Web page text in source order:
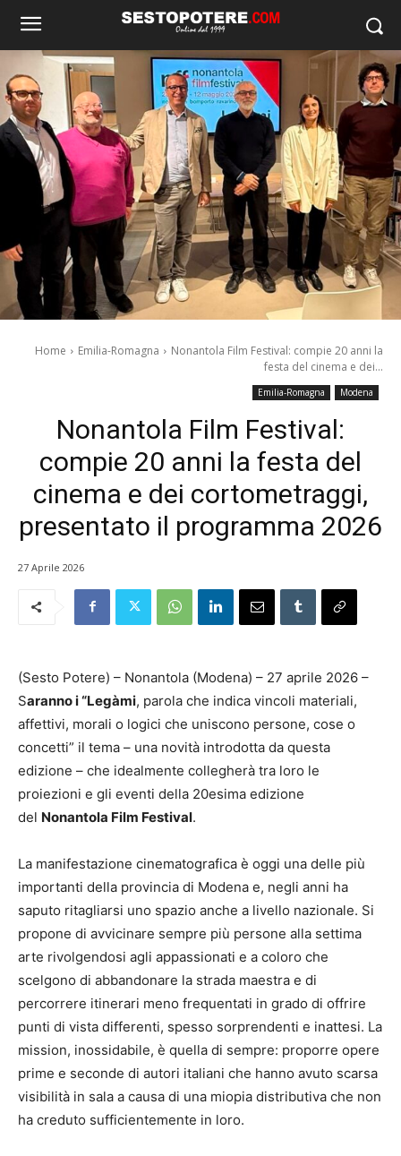
Home Emilia-Romagna
Nonantola Film Festival: compie 20 anni la
festa del cinema e dei...
Emilia-Romagna Modena
Nonantola Film Festival:
compie 20 anni la festa del
cinema e dei cortometraggi,
presentato il programma 2026
27 Aprile 2026
(Sesto Potere) – Nonantola (Modena) – 27 aprile 2026 –
Saranno i “Legàmi, parola che indica vincoli materiali,
affettivi, morali o logici che uniscono persone, cose o
concetti” il tema – una novità introdotta da questa
edizione – che idealmente collegherà tra loro le
proiezioni e gli eventi della 20esima edizione
del Nonantola Film Festival.
La manifestazione cinematografica è oggi una delle più
importanti della provincia di Modena e, negli anni ha
saputo ritagliarsi uno spazio anche a livello nazionale. Si
propone di avvicinare sempre più persone alla settima
arte rivolgendosi agli appassionati e a coloro che
scelgono di abbandonare la strada maestra e di
percorrere itinerari meno frequentati in grado di offrire
punti di vista differenti, spesso sorprendenti e inattesi. La
mission, inossidabile, è quella di sempre: proporre opere
prime e seconde di autori italiani che hanno avuto scarsa
visibilità in sala a causa di una miopia distributiva che non
ha creduto sufficientemente in loro.